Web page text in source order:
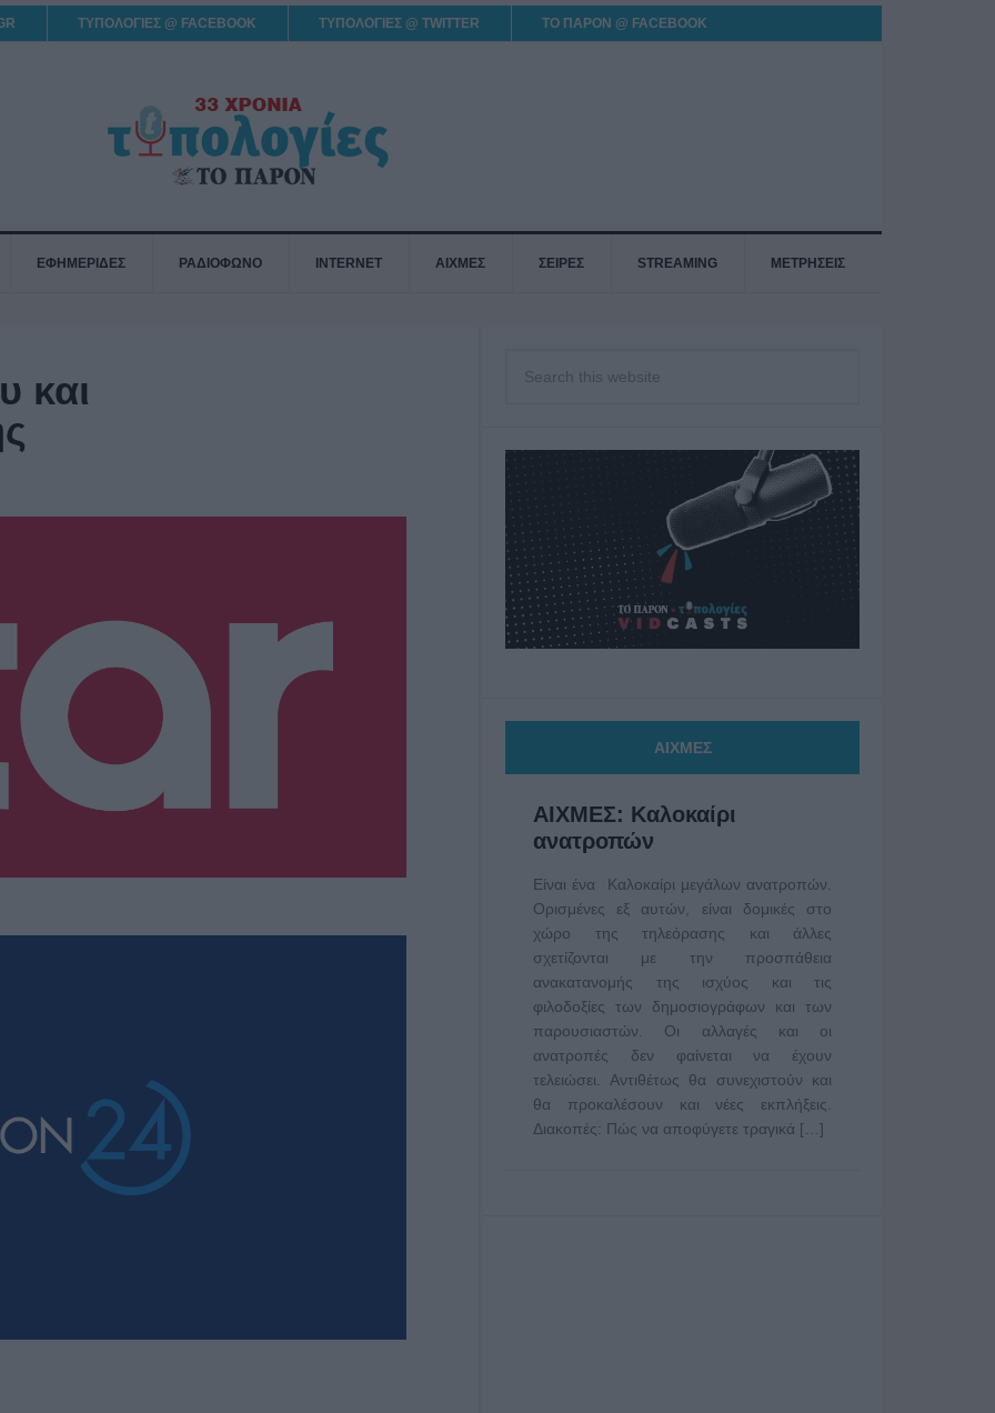
ΤΥΠΟΛΟΓΙΕΣ @ FACEBOOK ΤΥΠΟΛΟΓΙΕΣ @ TWITTER ΤΟ ΠΑΡΟΝ @ FACEBOOK
ΕΦΗΜΕΡΙΔΕΣ ΡΑΔΙΟΦΩΝΟ INTERNET ΑΙΧΜΕΣ ΣΕΙΡΕΣ STREAMING ΜΕΤΡΗΣΕΙΣ
και
ΑΙΧΜΕΣ
ΑΙΧΜΕΣ: Καλοκαίρι
ανατροπών
Είναι ένα Καλοκαίρι μεγάλων ανατροπών.
Ορισμένες εξ αυτών, είναι δομικές στο
χώρο της τηλεόρασης και άλλες
σχετίζονται με την προσπάθεια
ανακατανομής της ισχύος και τις
φιλοδοξίες των δημοσιογράφων και των
παρουσιαστών. Οι αλλαγές και οι
ανατροπές δεν φαίνεται να έχουν
τελειώσει. Αντιθέτως θα συνεχιστούν και
θα προκαλέσουν και νέες εκπλήξεις.
Διακοπές: Πώς να αποφύγετε τραγικά […]